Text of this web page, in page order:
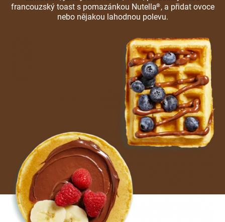
francouzský toast s pomazánkou Nutella® , a přidat ovoce
nebo nějakou lahodnou polevu.